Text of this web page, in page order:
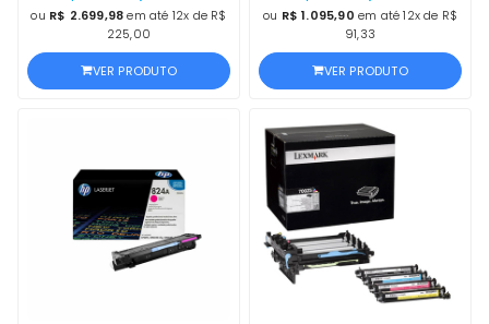
CS521DN, CS421DN, CX622ADE,
CX521, CS421 COLOR
ou R$ 2.699,98em até 12x de R$
225,00
VER PRODUTO
HP, COM NF, PROCEDÊNCIA E
GARANTIA
ou R$ 1.095,90 em até 12x de R$
91,33
VER PRODUTO